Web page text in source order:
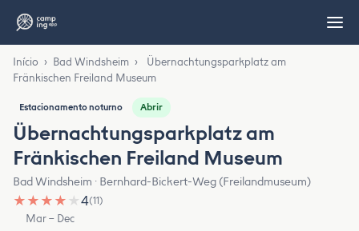
Início › Bad Windsheim ›
Übernachtungsparkplatz am
Fränkischen Freiland Museum
Estacionamento noturno Abrir
Übernachtungsparkplatz am
Fränkischen Freiland Museum
Bad Windsheim · Bernhard-Bickert-Weg (Freilandmuseum)
★ ★ ★ ★ ★4(11)
Mar – Dec